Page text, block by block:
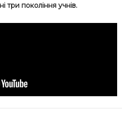
три покоління учнів.